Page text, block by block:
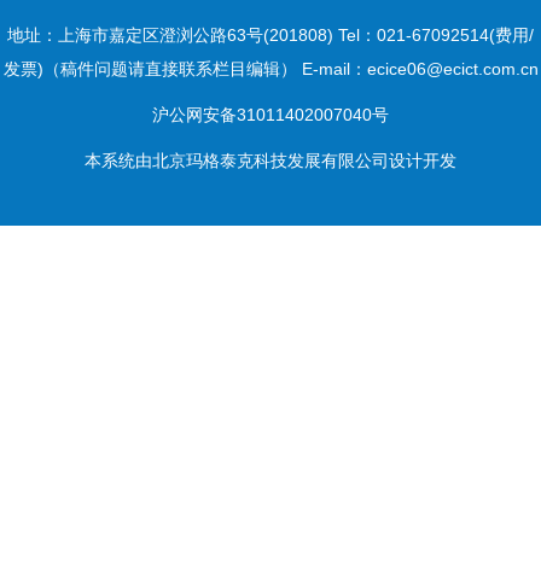
地址：上海市嘉定区澄浏公路63号(201808) Tel：021-67092514(费用/
发票)（稿件问题请直接联系栏目编辑） E-mail：ecice06@ecict.com.cn
沪公网安备31011402007040号
本系统由北京玛格泰克科技发展有限公司设计开发